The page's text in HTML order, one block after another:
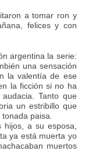
a tomar ron y
felices y con
argentina la serie:
una sensación
la valentía de ese
la ficción si no ha
Tanto que
un estribillo que
paisa.
a su esposa,
ya está muerta yo
muertos